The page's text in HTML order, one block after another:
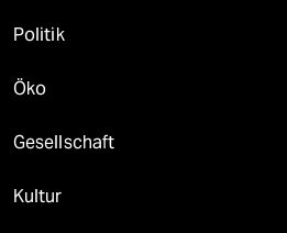
Politik
Öko
Gesellschaft
Kultur